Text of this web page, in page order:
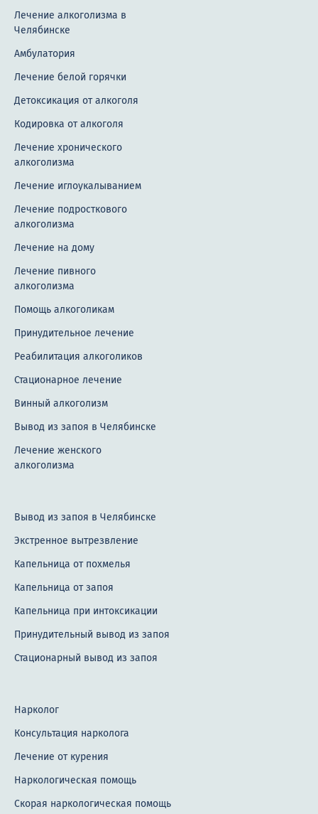
Лечение алкоголизма в
Челябинске
Амбулатория
Лечение белой горячки
Детоксикация от алкоголя
Кодировка от алкоголя
Лечение хронического
алкоголизма
Лечение иглоукалыванием
Лечение подросткового
алкоголизма
Лечение на дому
Лечение пивного
алкоголизма
Помощь алкоголикам
Принудительное лечение
Реабилитация алкоголиков
Стационарное лечение
Винный алкоголизм
Вывод из запоя в Челябинске
Лечение женского
алкоголизма
Вывод из запоя в Челябинске
Экстренное вытрезвление
Капельница от похмелья
Капельница от запоя
Капельница при интоксикации
Принудительный вывод из запоя
Стационарный вывод из запоя
Нарколог
Консультация нарколога
Лечение от курения
Наркологическая помощь
Скорая наркологическая помощь